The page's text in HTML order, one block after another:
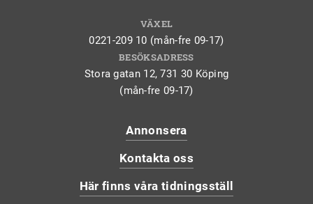
VÄXEL
0221-209 10 (mån-fre 09-17)
BESÖKSADRESS
Stora gatan 12, 731 30 Köping
(mån-fre 09-17)
Annonsera
Kontakta oss
Här finns våra tidningsställ